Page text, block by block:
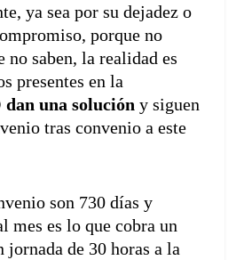
ya sea por su dejadez o
porque no
no saben, la realidad es
presentes en la
dan una solución y siguen
tras convenio a este
son 730 días y
mes es lo que cobra un
jornada de 30 horas a la